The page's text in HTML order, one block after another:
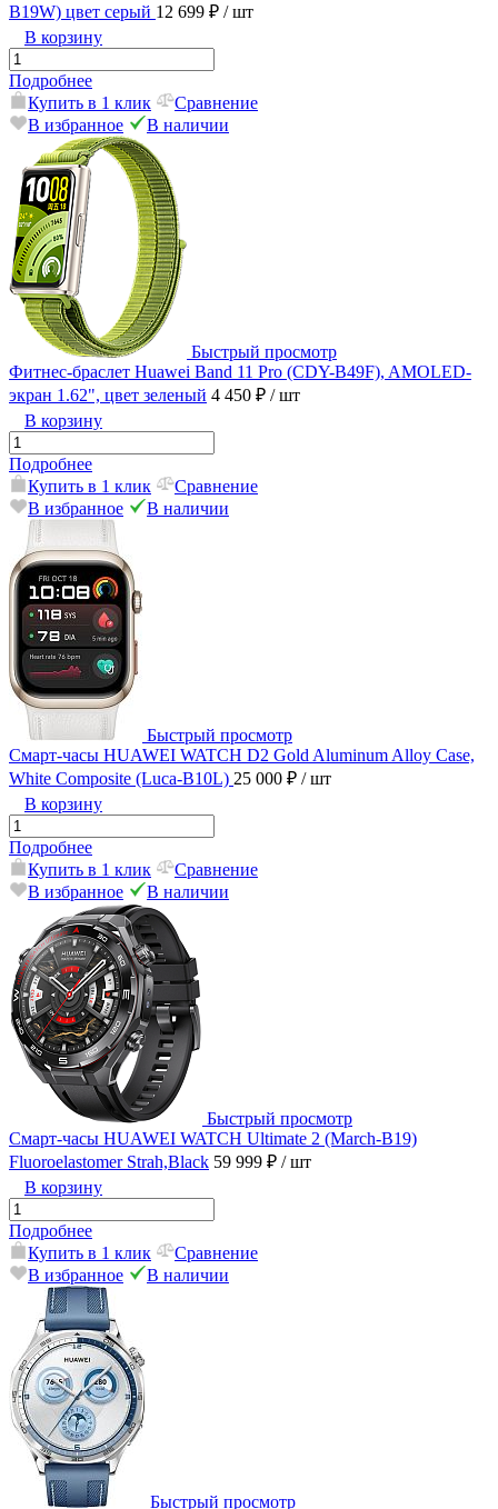
B19W) цвет серый 12 699 ₽ / шт
В корзину
Подробнее
Купить в 1 клик
Сравнение
В избранное
В наличии
Быстрый просмотр
Фитнес-браслет Huawei Band 11 Pro (CDY-B49F), AMOLED-
экран 1.62", цвет зеленый 4 450 ₽ / шт
В корзину
Подробнее
Купить в 1 клик
Сравнение
В избранное
В наличии
Быстрый просмотр
Смарт-часы HUAWEI WATCH D2 Gold Aluminum Alloy Case,
White Composite (Luca-B10L) 25 000 ₽ / шт
В корзину
Подробнее
Купить в 1 клик
Сравнение
В избранное
В наличии
Быстрый просмотр
Смарт-часы HUAWEI WATCH Ultimate 2 (March-B19)
Fluoroelastomer Strah,Black 59 999 ₽ / шт
В корзину
Подробнее
Купить в 1 клик
Сравнение
В избранное
В наличии
Быстрый просмотр